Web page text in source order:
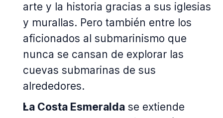
arte y la historia gracias a sus iglesias
y murallas. Pero también entre los
aficionados al submarinismo que
nunca se cansan de explorar las
cuevas submarinas de sus
alrededores.
La Costa Esmeralda se extiende